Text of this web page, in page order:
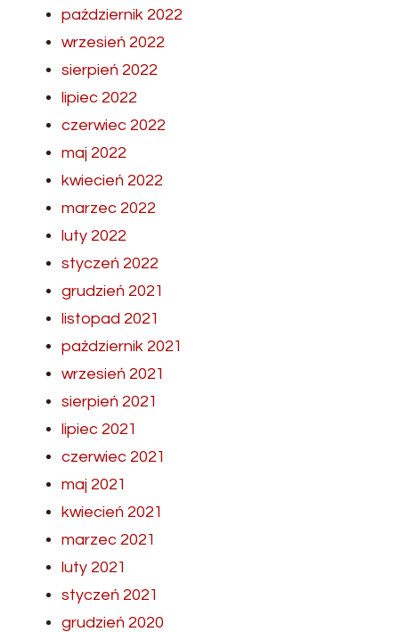
październik 2022
wrzesień 2022
sierpień 2022
lipiec 2022
czerwiec 2022
maj 2022
kwiecień 2022
marzec 2022
luty 2022
styczeń 2022
grudzień 2021
listopad 2021
październik 2021
wrzesień 2021
sierpień 2021
lipiec 2021
czerwiec 2021
maj 2021
kwiecień 2021
marzec 2021
luty 2021
styczeń 2021
grudzień 2020